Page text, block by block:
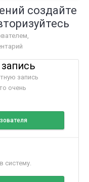
создайте
запись
очень
систему.